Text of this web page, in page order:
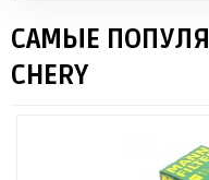
САМЫЕ
CHERY